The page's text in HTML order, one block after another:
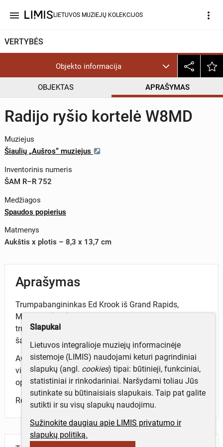
menu LIETUVOS MUZIEJŲ KOLEKCIJOS more_vert
VERTYBĖS
Objekto informacija
OBJEKTAS APRAŠYMAS
Radijo ryšio kortelė W8MD
Muziejus
Šiaulių „Aušros“ muziejus
Inventorinis numeris
ŠAM R–R 752
Medžiagos
Spaudos popierius
Matmenys
Aukštis x plotis – 8,3 x 13,7 cm
Aprašymas
Trumpabangininkas Ed Krook iš Grand Rapids,
Michigan (JAV) šaukiniu – W8MD kortelę siuntė
trumpabangininkui Stasiui Dovydaičiui, kurio radijo
šaukinys – UP2CZ. Ryšio sudarymo data 1978-03-24.
Averse – kortelės centre užrašytas radijo šaukinys,
viršuje – radijo ryšio sudarymo duomenys ir
operatoriaus adresas.
Reverse – kortelės gavėjo radijo šaukinys.
Slapukai
Lietuvos integralioje muziejų informacinėje
sistemoje (LIMIS) naudojami keturi pagrindiniai
slapukų (angl. cookies) tipai: būtinieji, funkciniai,
statistiniai ir rinkodariniai. Naršydami toliau Jūs
sutinkate su būtinaisiais slapukais. Taip pat galite
sutikti ir su visų slapukų naudojimu.
Sužinokite daugiau apie LIMIS privatumo ir
slapukų politiką.